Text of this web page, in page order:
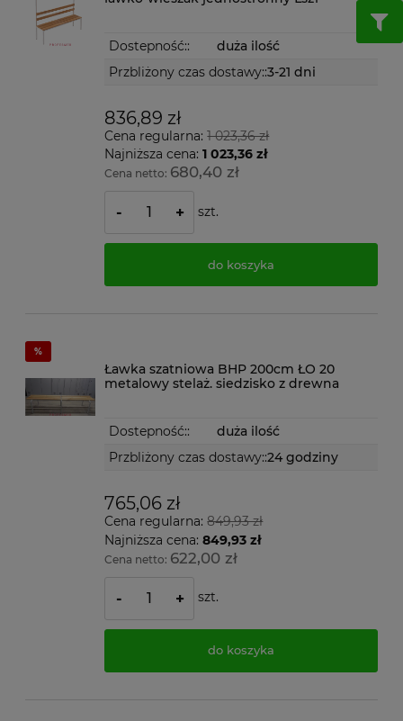
Dostepność::
duża ilość
Przbliżony czas dostawy::3-21 dni
836,89 zł
Cena regularna:1 023,36 zł
Najniższa cena:1 023,36 zł
Cena netto: 680,40 zł
- + szt.
do koszyka
Ławka szatniowa BHP 200cm ŁO 20
metalowy stelaż. siedzisko z drewna
Dostepność::
duża ilość
Przbliżony czas dostawy::24 godziny
765,06 zł
Cena regularna:849,93 zł
Najniższa cena:849,93 zł
Cena netto: 622,00 zł
- + szt.
do koszyka